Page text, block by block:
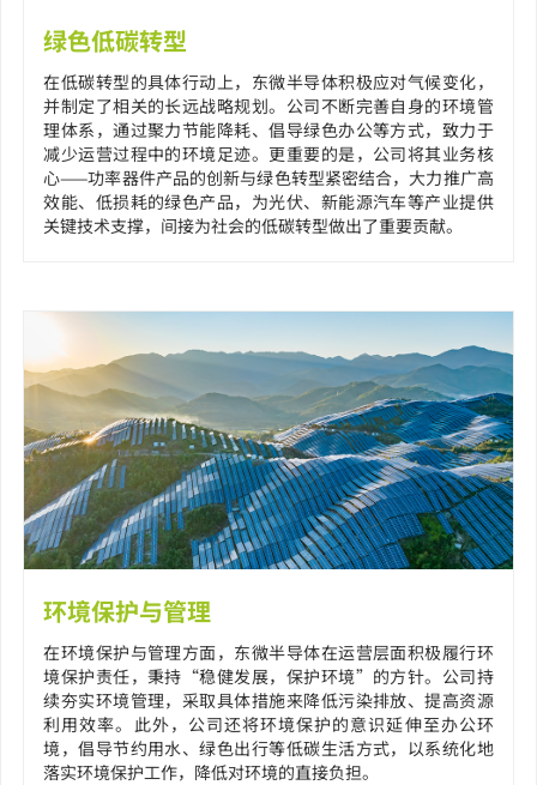
绿色低碳转型
在低碳转型的具体行动上，东微半导体积极应对气候变化，
并制定了相关的长远战略规划。公司不断完善自身的环境管
理体系，通过聚力节能降耗、倡导绿色办公等方式，致力于
减少运营过程中的环境足迹。更重要的是，公司将其业务核
心——功率器件产品的创新与绿色转型紧密结合，大力推广高
效能、低损耗的绿色产品，为光伏、新能源汽车等产业提供
关键技术支撑，间接为社会的低碳转型做出了重要贡献。
环境保护与管理
在环境保护与管理方面，东微半导体在运营层面积极履行环
境保护责任，秉持“稳健发展，保护环境”的方针。公司持
续夯实环境管理，采取具体措施来降低污染排放、提高资源
利用效率。此外，公司还将环境保护的意识延伸至办公环
境，倡导节约用水、绿色出行等低碳生活方式，以系统化地
落实环境保护工作，降低对环境的直接负担。